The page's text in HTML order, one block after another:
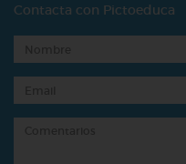
Contacta con Pictoeduca